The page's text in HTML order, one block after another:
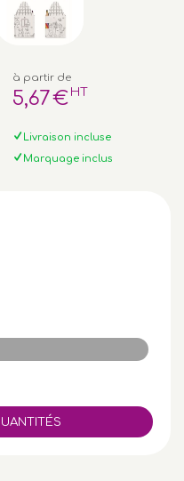
à partir de
5,67€ HT
Livraison incluse
Marquage inclus